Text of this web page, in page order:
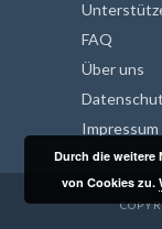
FAQ
Über uns
Impressum
Durch die weitere
von Cookies zu.